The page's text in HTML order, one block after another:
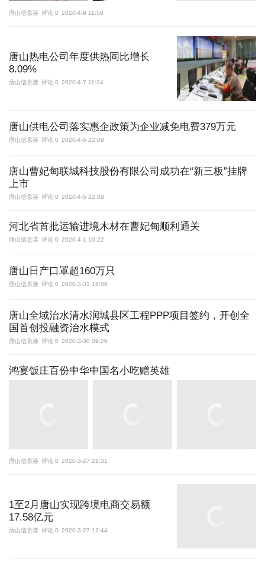
唐山信息港 评论 0 2020-4-9 11:59
唐山热电公司年度供热同比增长
8.09%
唐山信息港 评论 0 2020-4-7 11:24
唐山供电公司落实惠企政策为企业减免电费379万元
唐山信息港 评论 0 2020-4-5 22:09
唐山曹妃甸联城科技股份有限公司成功在“新三板”挂牌
上市
唐山信息港 评论 0 2020-4-5 22:09
河北省首批运输进境木材在曹妃甸顺利通关
唐山信息港 评论 0 2020-4-1 10:22
唐山日产口罩超160万只
唐山信息港 评论 0 2020-3-31 16:06
唐山全域治水清水润城县区工程PPP项目签约，开创全
国首创投融资治水模式
唐山信息港 评论 0 2020-3-30 09:26
鸿宴饭庄百份中华中国名小吃赠英雄
唐山信息港 评论 0 2020-3-27 21:31
1至2月唐山实现跨境电商交易额
17.58亿元
唐山信息港 评论 0 2020-3-27 12:44